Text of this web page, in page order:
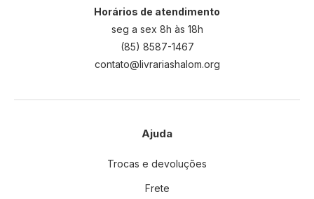
Horários de atendimento
seg a sex 8h às 18h
(85) 8587-1467
contato@livrariashalom.org
Ajuda
Trocas e devoluções
Frete